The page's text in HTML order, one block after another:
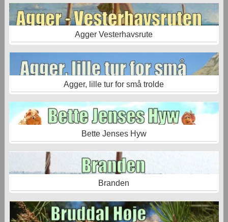
Agger Vesterhavsrute
Agger, lille tur for små trolde
Bette Jenses Hyw
Branden